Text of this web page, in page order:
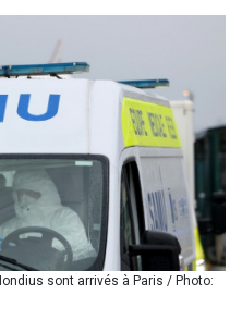
BIF 3442.245991
BOB 14.010485
BRL 5.937698
BSD 1.153603
BTN 109.671657
BWP 15.643552
BYN 3.4119
BYR
22644.030618
BZD 2.320142
sont arrivés à Paris / Photo: